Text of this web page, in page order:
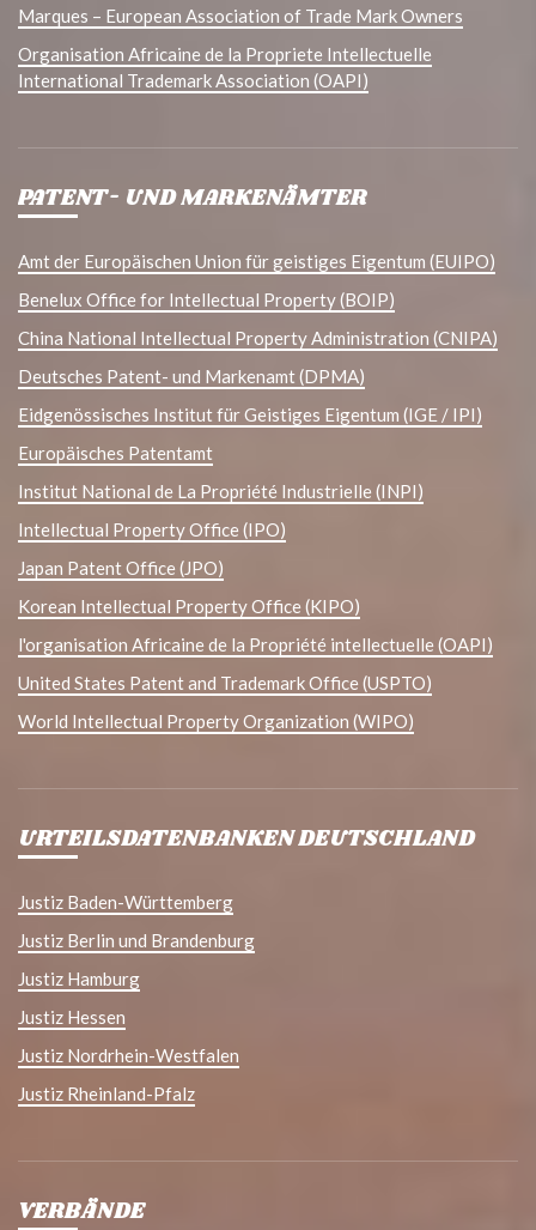
Marques – European Association of Trade Mark Owners
Organisation Africaine de la Propriete Intellectuelle
International Trademark Association (OAPI)
PATENT- UND MARKENÄMTER
Amt der Europäischen Union für geistiges Eigentum (EUIPO)
Benelux Office for Intellectual Property (BOIP)
China National Intellectual Property Administration (CNIPA)
Deutsches Patent- und Markenamt (DPMA)
Eidgenössisches Institut für Geistiges Eigentum (IGE / IPI)
Europäisches Patentamt
Institut National de La Propriété Industrielle (INPI)
Intellectual Property Office (IPO)
Japan Patent Office (JPO)
Korean Intellectual Property Office (KIPO)
l'organisation Africaine de la Propriété intellectuelle (OAPI)
United States Patent and Trademark Office (USPTO)
World Intellectual Property Organization (WIPO)
URTEILSDATENBANKEN DEUTSCHLAND
Justiz Baden-Württemberg
Justiz Berlin und Brandenburg
Justiz Hamburg
Justiz Hessen
Justiz Nordrhein-Westfalen
Justiz Rheinland-Pfalz
VERBÄNDE